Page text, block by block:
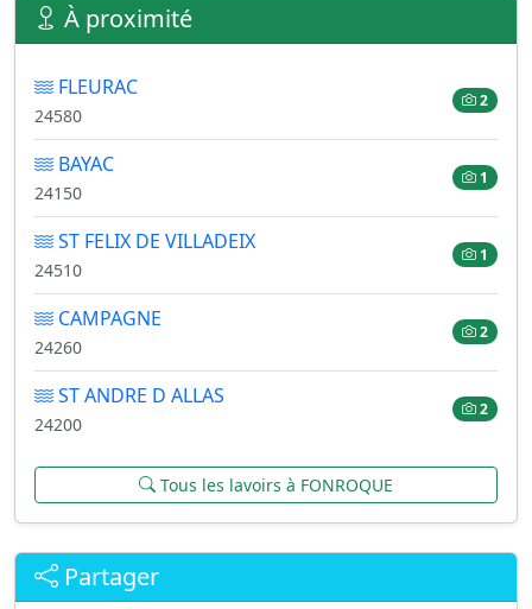
À proximité
FLEURAC
24580
2
BAYAC
24150
1
ST FELIX DE VILLADEIX
24510
1
CAMPAGNE
24260
2
ST ANDRE D ALLAS
24200
2
Tous les lavoirs à FONROQUE
Partager